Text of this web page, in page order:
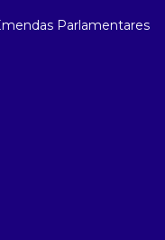
Parlamentares